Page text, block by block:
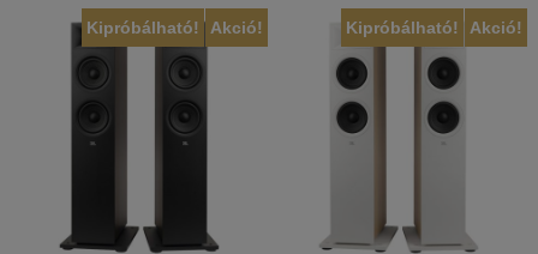
Akció!
Kipróbálható! Akció!
Kipróbálható!